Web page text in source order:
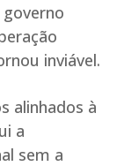
inviável.
alinhados à
a
sem a